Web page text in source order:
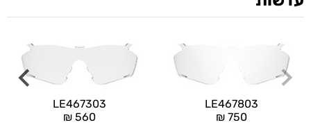
LE467803
₪ 750
LE467303
₪ 560